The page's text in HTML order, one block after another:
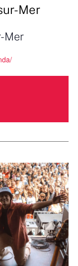
Mer
Mer